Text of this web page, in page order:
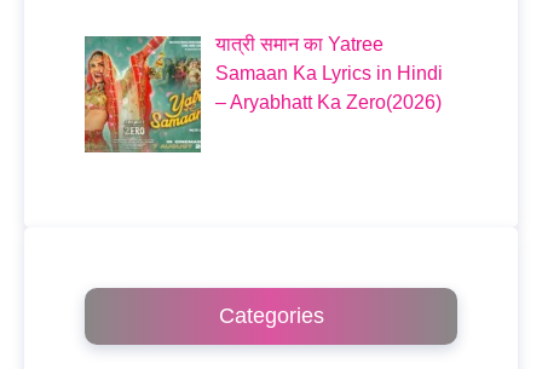
यात्री समान का Yatree
Samaan Ka Lyrics in Hindi
– Aryabhatt Ka Zero(2026)
Categories